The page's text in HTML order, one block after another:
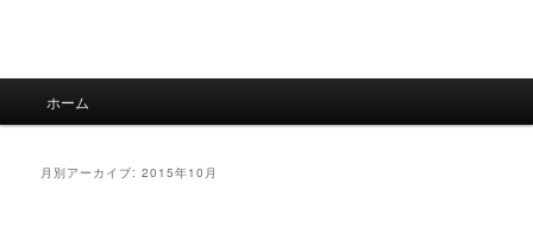
ホーム
月別アーカイブ:2015年10月